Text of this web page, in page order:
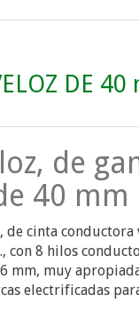
DE 40
de
40 mm
de cinta conductora
con 8 hilos
mm, muy
electrificadas